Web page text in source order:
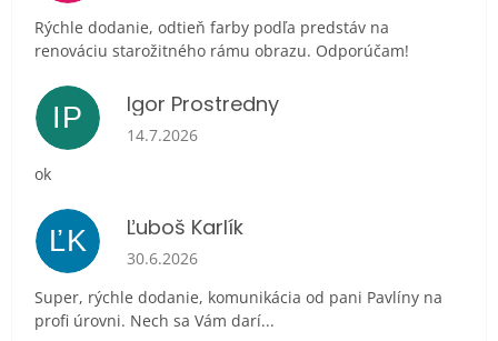
Rýchle dodanie, odtieň farby podľa predstáv na
renováciu starožitného rámu obrazu. Odporúčam!
IP Igor Prostredny
Hodnotenie obchodu je 5 z 5 hviezdičiek.
14.7.2026
ok
ĽK Ľuboš Karlík
Hodnotenie obchodu je 5 z 5 hviezdičiek.
30.6.2026
Super, rýchle dodanie, komunikácia od pani Pavlíny na
profi úrovni. Nech sa Vám darí...